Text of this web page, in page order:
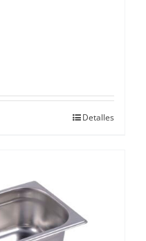
Detalles